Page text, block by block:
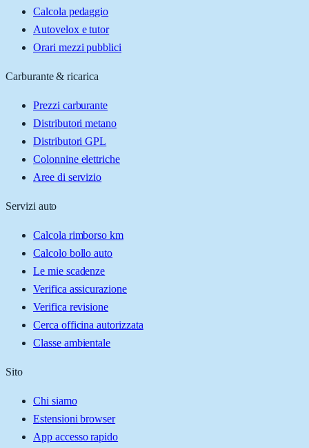
Calcola pedaggio
Autovelox e tutor
Orari mezzi pubblici
Carburante & ricarica
Prezzi carburante
Distributori metano
Distributori GPL
Colonnine elettriche
Aree di servizio
Servizi auto
Calcola rimborso km
Calcolo bollo auto
Le mie scadenze
Verifica assicurazione
Verifica revisione
Cerca officina autorizzata
Classe ambientale
Sito
Chi siamo
Estensioni browser
App accesso rapido